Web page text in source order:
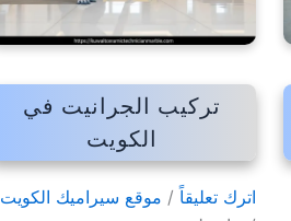
تركيب الجرانيت في
الكويت
اترك تعليقاً / موقع سيراميك الكويت